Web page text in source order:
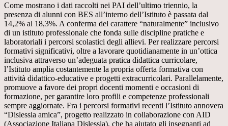
Come mostrano i dati raccolti nei PAI dell’ultimo triennio, la
presenza di alunni con BES all’interno dell’Istituto è passata dal
14,2% al 18,3%. A conferma del carattere “naturalmente” inclusivo
di un istituto professionale che fonda sulle discipline pratiche e
laboratoriali i percorsi scolastici degli allievi. Per realizzare percorsi
formativi significativi, oltre a lavorare quotidianamente in un’ottica
inclusiva attraverso un’adeguata pratica didattica curricolare,
l’Istituto amplia costantemente la propria offerta formativa con
attività didattico-educative e progetti extracurricolari. Parallelamente,
promuove a favore dei propri docenti momenti e occasioni di
formazione, per garantire loro profili e competenze professionali
sempre aggiornate. Fra i percorsi formativi recenti l’Istituto annovera
“Dislessia amica”, progetto realizzato in collaborazione con AID
(Associazione Italiana Dislessia), che ha aiutato gli insegnanti ad